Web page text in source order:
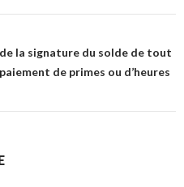
la signature du solde de tout
de primes ou d’heures